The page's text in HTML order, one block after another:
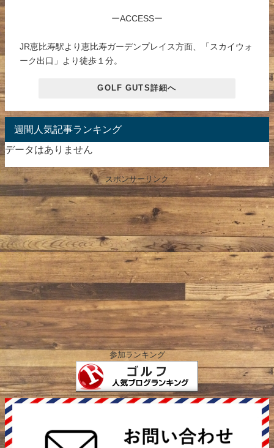
ーACCESSー
JR恵比寿駅より恵比寿ガーデンプレイス方面、「スカイウォ
ーク出口」より徒歩１分。
GOLF GUTS詳細へ
週間人気記事ランキング
データはありません
スポンサーリンク
参加ランキング